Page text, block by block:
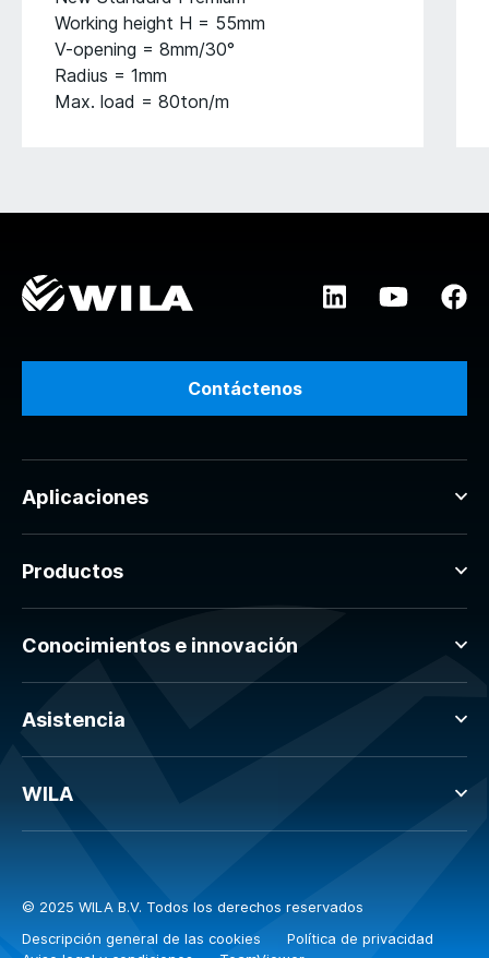
Working height H = 55mm
V-opening = 8mm/30°
Radius = 1mm
Max. load = 80ton/m
Contáctenos
Aplicaciones
Productos
Conocimientos e innovación
Asistencia
WILA
© 2025 WILA B.V. Todos los derechos reservados
Descripción general de las cookies
Política de privacidad